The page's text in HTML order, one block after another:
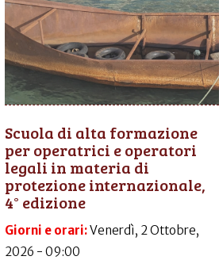
Scuola di alta formazione
per operatrici e operatori
legali in materia di
protezione internazionale,
4° edizione
Giorni e orari:Venerdì, 2 Ottobre,
2026 - 09:00